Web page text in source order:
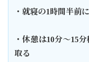
・就寝の1時間半前
・休憩は10分〜15
取る